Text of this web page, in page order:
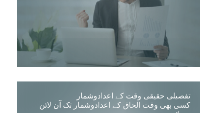
تفصیلی حقیقی وقت کے اعدادوشمار
کسی بھی وقت الحاق کے اعدادوشمار تک آن لائن